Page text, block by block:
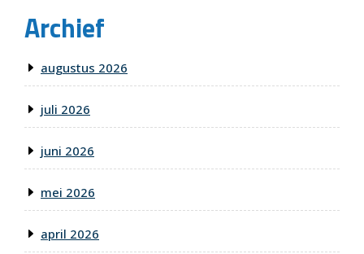
Archief
augustus 2026
juli 2026
juni 2026
mei 2026
april 2026